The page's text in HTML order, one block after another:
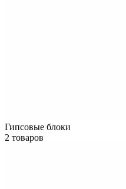
Гипсовые блоки
2 товаров